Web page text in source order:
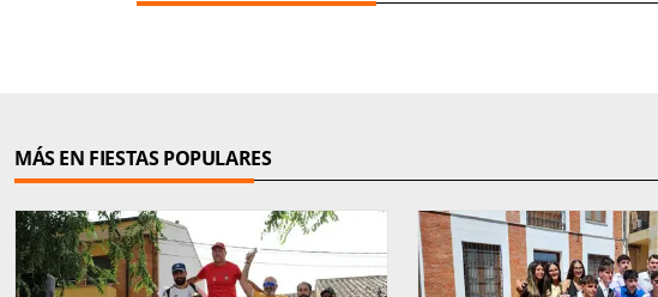
MÁS EN FIESTAS POPULARES